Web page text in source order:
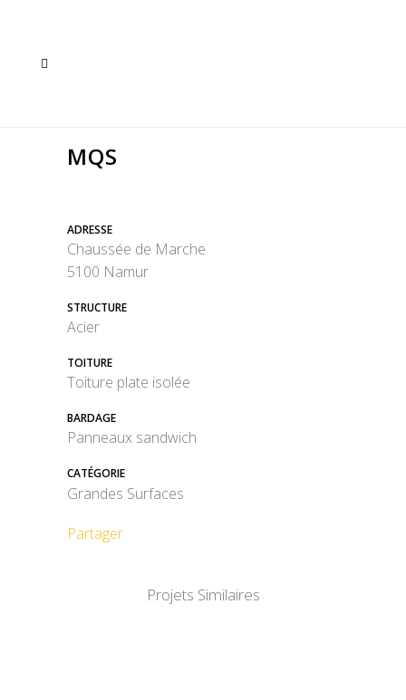
MQS
ADRESSE
Chaussée de Marche
5100 Namur
STRUCTURE
Acier
TOITURE
Toiture plate isolée
BARDAGE
Panneaux sandwich
CATÉGORIE
Grandes Surfaces
Partager
Projets Similaires